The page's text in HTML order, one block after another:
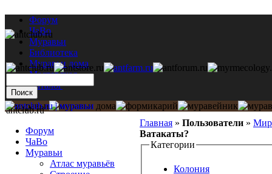
Форум
ЧаВо
Муравьи
Библиотека
Муравьи дома
Мастерская
Каталог
Главная » Пользователи »
Ватакаты?
Категории
Колония
antclub.ru
Форум
ЧаВо
Муравьи
Атлас муравьёв